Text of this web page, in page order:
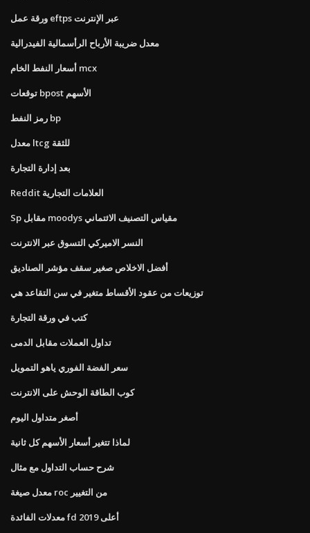
ورقة عمل eftps عبر الإنترنت
معدل ضريبة الأرباح الرأسمالية الفيدرالية
أسعار النفط الخام mcx
توقعات bpost الأسهم
رمز النفط bp
معدل ltcg للثقة
بعد إدارة التجارة
Reddit العلامات التجارية
Sp مقابل moodys مقياس التصنيف الائتماني
النسر الاميركي التسوق عبر الانترنت
أفضل الاخلاص صغير سقف مؤشر الصناديق
توزيعات من عقود الأقساط متغير في سن التقاعد هي
كتب في ورقة التجارة
تداول العملات مقابل الدمى
سعر الفضة الفوري ياهو التمويل
كوب الطاقة الوحش على الانترنت
أصغر متداول اليوم
لماذا تتغير أسعار الأسهم كل ثانية
شرح حساب التداول مع مثال
معدل صيغة roc من التغيير
معدلات الفائدة fd أعلى 2019